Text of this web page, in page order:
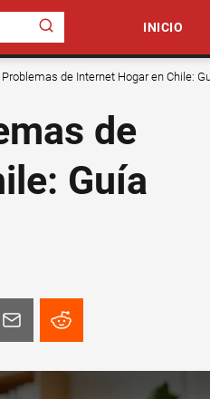
INICIO
de Internet Hogar en Chile:
de
Guía